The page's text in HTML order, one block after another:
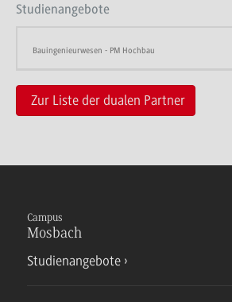
Studienangebote
Bauingenieurwesen - PM Hochbau
Zur Liste der dualen Partner
Campus
Mosbach
Studienangebote